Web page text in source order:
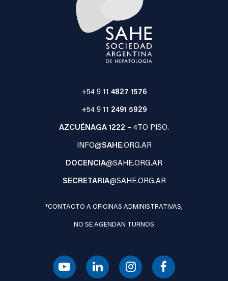
+54 9 11 4827 1576
+54 9 11 2491 5929
AZCUÉNAGA 1222 – 4TO PISO.
INFO@SAHE.ORG.AR
DOCENCIA@SAHE.ORG.AR
SECRETARIA@SAHE.ORG.AR
*CONTACTO A OFICINAS ADMINISTRATIVAS,
NO SE AGENDAN TURNOS